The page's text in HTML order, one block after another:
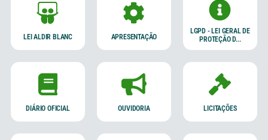
LEI ALDIR BLANC APRESENTAÇÃO
LGPD - LEI GERAL DE
PROTEÇÃO D...
DIÁRIO OFICIAL OUVIDORIA LICITAÇÕES